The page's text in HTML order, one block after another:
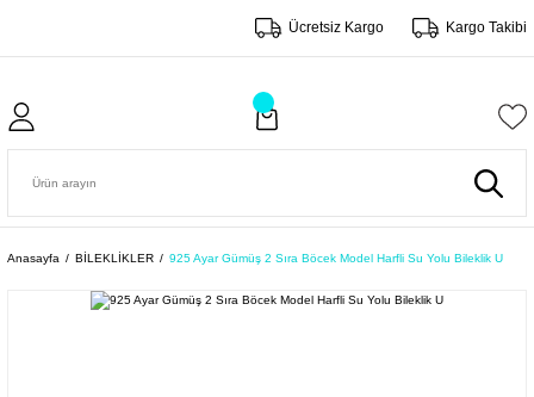
Ücretsiz Kargo Kargo Takibi
Anasayfa BİLEKLİKLER 925 Ayar Gümüş 2 Sıra Böcek Model Harfli Su Yolu Bileklik U